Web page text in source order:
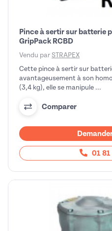
Pince à sertir sur batterie
GripPack RCBD
Vendu par STRAPEX
Cette pince à sertir sur
avantageusement à son
(3,4 kg), elle se manipule ...
Comparer
01 81